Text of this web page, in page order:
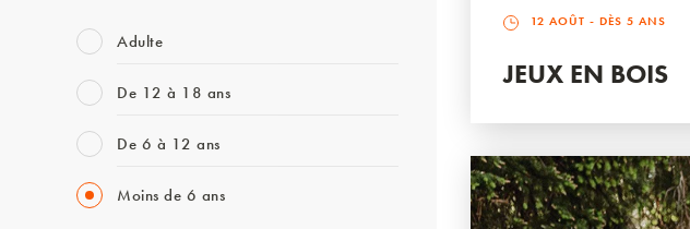
Adulte
De 12 à 18 ans
De 6 à 12 ans
Moins de 6 ans
12 AOÛT - DÈS 5 ANS
JEUX EN BOIS